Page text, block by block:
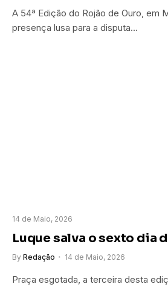
A 54ª Edição do Rojão de Ouro, em
presença lusa para a disputa…
14 de Maio, 2026
Luque salva o sexto dia
By Redação 14 de Maio, 2026
Praça esgotada, a terceira desta